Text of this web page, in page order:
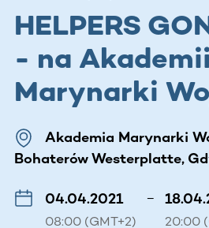
HELPERS
- na Akademii
Marynarki
Akademia Marynarki
Bohaterów Westerplatte,
04.04.2021
08:00 (GMT+2)
–
20:00